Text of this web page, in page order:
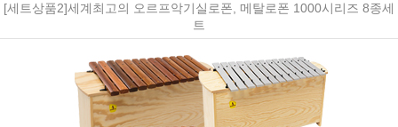
[세트상품2]세계최고의 오르프악기실로폰, 메탈로폰 1000시리즈 8종세
트